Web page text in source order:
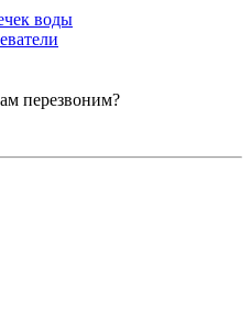
воды
перезвоним?